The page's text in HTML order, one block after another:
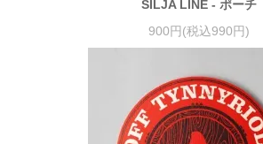
SILJA LINE - ポーチ
900円(税込990円)